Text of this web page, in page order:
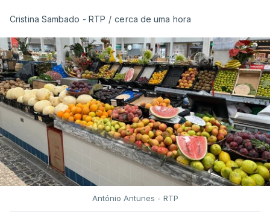
Cristina Sambado - RTP / cerca de uma hora
António Antunes - RTP